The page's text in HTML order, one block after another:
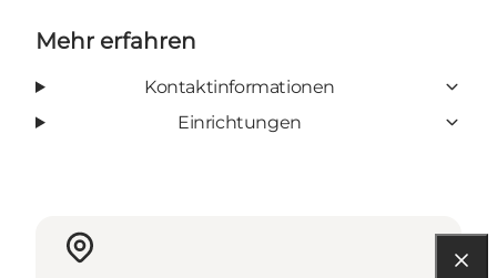
Mehr erfahren
Kontaktinformationen
Einrichtungen